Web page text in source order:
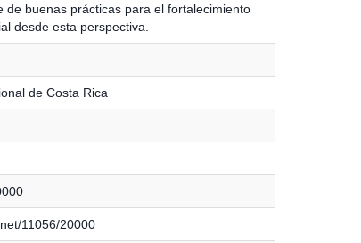
de buenas prácticas para el fortalecimiento
desde esta perspectiva.
de Costa Rica
11056/20000